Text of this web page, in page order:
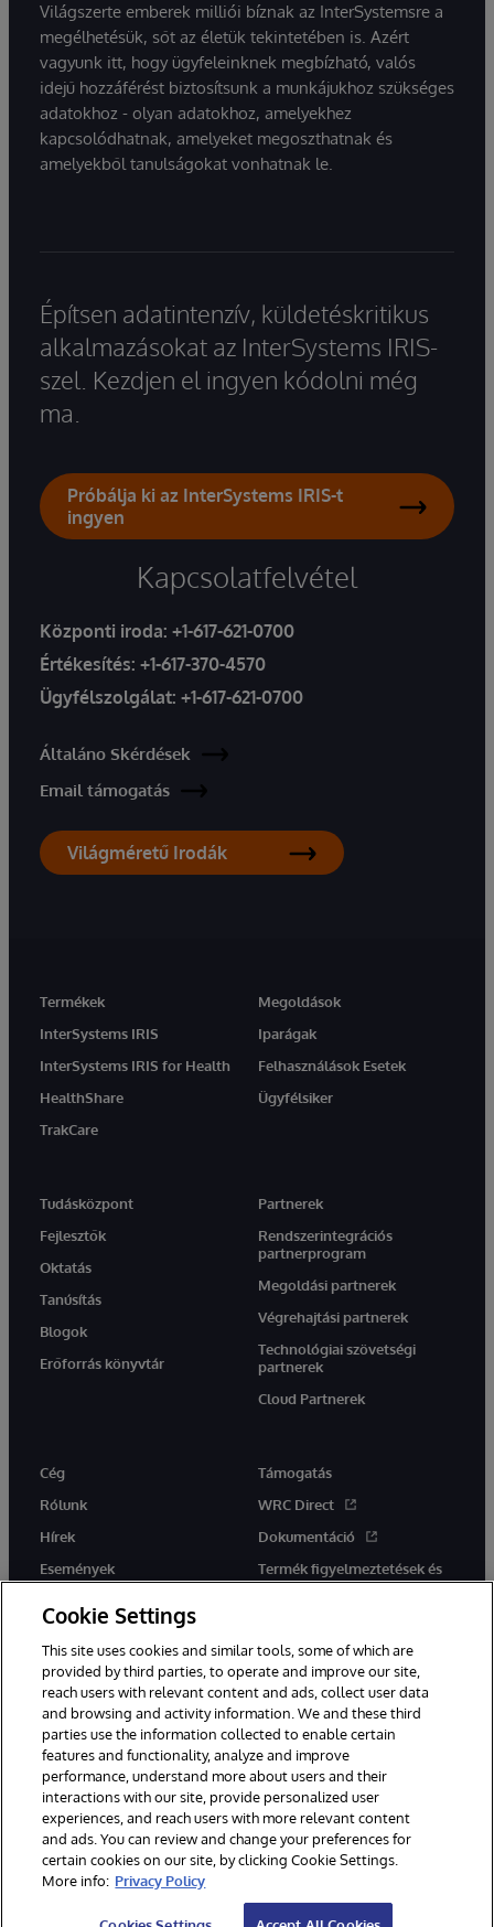
Világszerte emberek milliói bíznak az InterSystemsre a
megélhetésük, sőt az életük tekintetében is. Azért
vagyunk itt, hogy ügyfeleinknek megbízható, valós
idejű hozzáférést biztosítsunk a munkájukhoz szükséges
adatokhoz - olyan adatokhoz, amelyekhez
kapcsolódhatnak, amelyeket megoszthatnak és
amelyekből tanulságokat vonhatnak le.
Építsen adatintenzív, küldetéskritikus
alkalmazásokat az InterSystems IRIS-
szel. Kezdjen el ingyen kódolni még
ma.
Próbálja ki az InterSystems IRIS-t
ingyen
Kapcsolatfelvétel
Központi iroda: +1-617-621-0700
Értékesítés: +1-617-370-4570
Ügyfélszolgálat: +1-617-621-0700
Általáno Skérdések
Email támogatás
Világméretű Irodák
Termékek
InterSystems IRIS
InterSystems IRIS for Health
HealthShare
TrakCare
Megoldások
Iparágak
Felhasználások Esetek
Ügyfélsiker
Tudásközpont
Fejlesztők
Oktatás
Tanúsítás
Blogok
Erőforrás könyvtár
Partnerek
Rendszerintegrációs
partnerprogram
Megoldási partnerek
Végrehajtási partnerek
Technológiai szövetségi
partnerek
Cloud Partnerek
Cég
Rólunk
Hírek
Események
Támogatás
WRC Direct
Dokumentáció
Termék figyelmeztetések és
tanácsok
Ez a weboldal gépi fordítást használ. Bármilyen fordítási konfliktus
esetén az oldal angol nyelvű változata élvez elsőbbséget.
© 1996-2026 InterSystems Corporation, Boston, MA. Minden jog
fenntartva.
Értesítések/Feltételek és feltételek
Adatvédelmi nyilatkozat
Garancia
Hozzáférhetőség
Cookie Settings
This site uses cookies and similar tools, some of which are
provided by third parties, to operate and improve our site,
reach users with relevant content and ads, collect user data
and browsing and activity information. We and these third
parties use the information collected to enable certain
features and functionality, analyze and improve
performance, understand more about users and their
interactions with our site, provide personalized user
experiences, and reach users with more relevant content
and ads. You can review and change your preferences for
certain cookies on our site, by clicking Cookie Settings.
More info: Privacy Policy